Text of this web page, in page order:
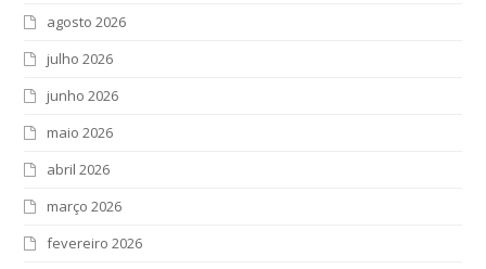
agosto 2026
julho 2026
junho 2026
maio 2026
abril 2026
março 2026
fevereiro 2026